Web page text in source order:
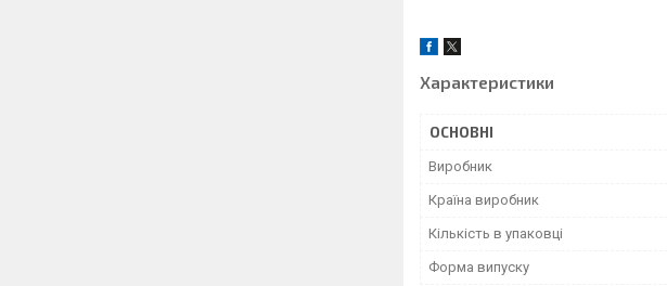
Характеристики
ОСНОВНІ
Виробник
Країна виробник
Кількість в упаковці
Форма випуску